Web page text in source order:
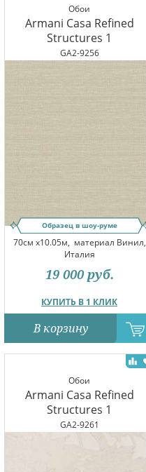
Обои
Armani Casa Refined
Structures 1
GA2-9256
Образец в шоу-руме
70см x10.05м, материал Винил,
Италия
КУПИТЬ В 1 КЛИК
19 000 руб.
В корзину
Обои
Armani Casa Refined
Structures 1
GA2-9261